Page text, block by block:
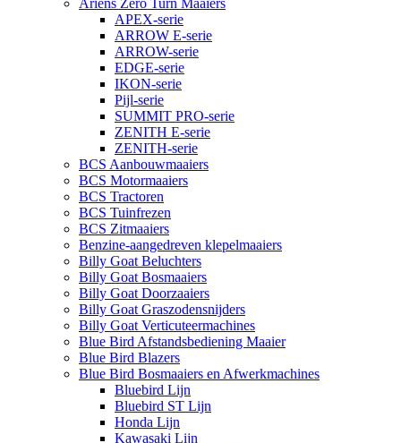
APEX-serie
ARROW E-serie
ARROW-serie
EDGE-serie
IKON-serie
Pijl-serie
SUMMIT PRO-serie
ZENITH E-serie
ZENITH-serie
BCS Aanbouwmaaiers
BCS Motormaaiers
BCS Tractoren
BCS Tuinfrezen
BCS Zitmaaiers
Benzine-aangedreven klepelmaaiers
Billy Goat Beluchters
Billy Goat Bosmaaiers
Billy Goat Doorzaaiers
Billy Goat Graszodensnijders
Billy Goat Verticuteermachines
Blue Bird Afstandsbediening Maaier
Blue Bird Blazers
Blue Bird Bosmaaiers en Afwerkmachines
Bluebird Lijn
Bluebird ST Lijn
Honda Lijn
Kawasaki Lijn